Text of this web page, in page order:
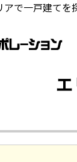
アで一戸建てを